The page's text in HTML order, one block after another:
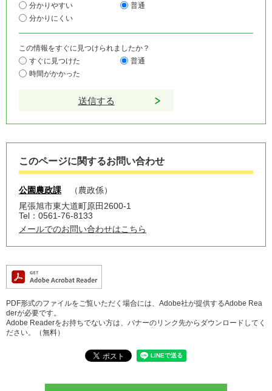
分かりやすい
普通
分かりにくい
この情報をすぐに見つけられましたか？
すぐに見つけた
普通
時間がかかった
このページに関するお問い合わせ
公園農政課
農政係
尾張旭市東大道町原田2600-1
Tel：0561-76-8133
メールでのお問い合わせはこちら
PDF形式のファイルをご覧いただく場合には、Adobe社が提供するAdobe Rea
derが必要です。
Adobe Readerをお持ちでない方は、バナーのリンク先からダウンロードしてく
ださい。（無料）